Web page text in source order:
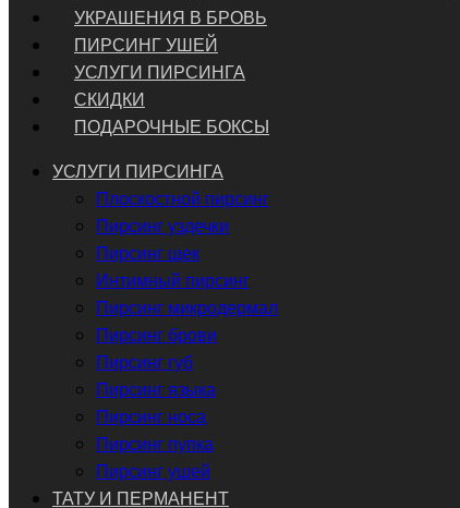
УКРАШЕНИЯ В БРОВЬ
ПИРСИНГ УШЕЙ
УСЛУГИ ПИРСИНГА
СКИДКИ
ПОДАРОЧНЫЕ БОКСЫ
УСЛУГИ ПИРСИНГА
Плоскостной пирсинг
Пирсинг уздечки
Пирсинг щек
Интимный пирсинг
Пирсинг микродермал
Пирсинг брови
Пирсинг губ
Пирсинг языка
Пирсинг носа
Пирсинг пупка
Пирсинг ушей
ТАТУ И ПЕРМАНЕНТ